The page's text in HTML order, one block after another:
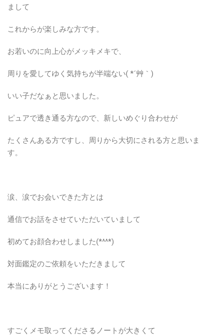
まして
これからが楽しみな方です。
お若いのに向上心がメッキメキで、
周りを愛してゆく気持ちが半端ない( *´艸｀)
いい子だなぁと思いました。
ピュアで透き通る方なので、新しいめぐり合わせが
たくさんある方ですし、周りから大切にされる方と思いま
す。
涙、涙でお会いできた方とは
通信でお話をさせていただいていまして
初めてお顔合わせしました(*^^*)
対面鑑定のご依頼をいただきまして
本当にありがとうございます！
すごくメモ取ってくださるノートが大きくて